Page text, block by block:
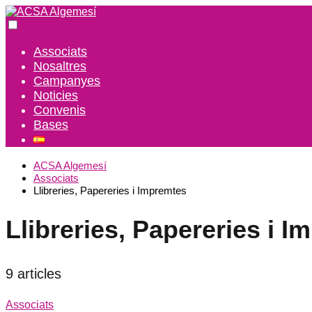
Associats
Nosaltres
Campanyes
Noticies
Convenis
Bases
ACSA Algemesí
Associats
Llibreries, Papereries i Impremtes
Llibreries, Papereries i
9 articles
Associats